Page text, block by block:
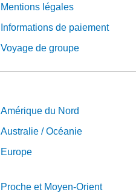
Mentions légales
Informations de paiement
Voyage de groupe
Amérique du Nord
Australie / Océanie
Europe
Proche et Moyen-Orient